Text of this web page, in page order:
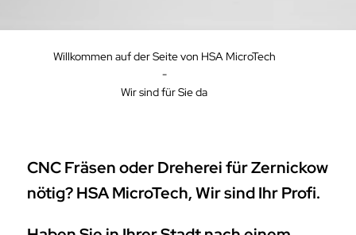
Willkommen auf der Seite von HSA MicroTech
-
Wir sind für Sie da
CNC Fräsen oder Dreherei für Zernickow
nötig? HSA MicroTech, Wir sind Ihr Profi.